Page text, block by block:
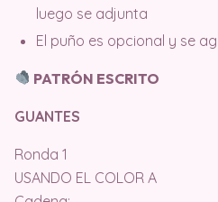
luego se adjunta
El puño es opcional y se
PATRÓN ESCRITO
GUANTES
Ronda 1
USANDO EL COLOR A